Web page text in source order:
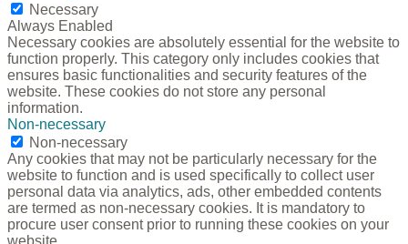
Necessary
Always Enabled
Necessary cookies are absolutely essential for the website to
function properly. This category only includes cookies that
ensures basic functionalities and security features of the
website. These cookies do not store any personal
information.
Non-necessary
Non-necessary
Any cookies that may not be particularly necessary for the
website to function and is used specifically to collect user
personal data via analytics, ads, other embedded contents
are termed as non-necessary cookies. It is mandatory to
procure user consent prior to running these cookies on your
website.